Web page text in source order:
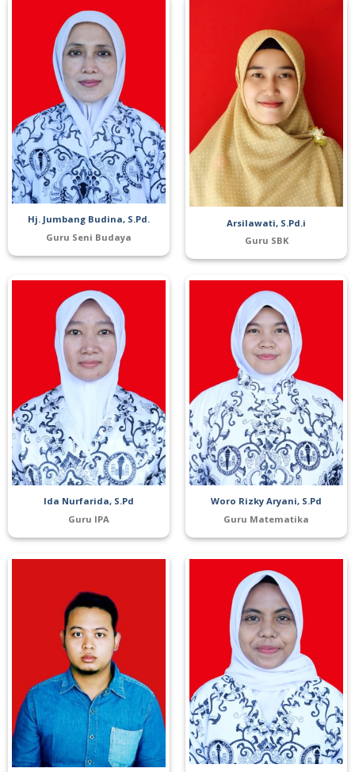
Hj. Jumbang Budina, S.Pd.
Guru Seni Budaya
Arsilawati, S.Pd.i
Guru SBK
Ida Nurfarida, S.Pd
Guru IPA
Woro Rizky Aryani, S.Pd
Guru Matematika